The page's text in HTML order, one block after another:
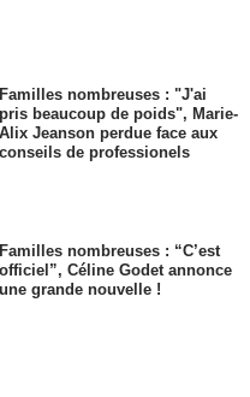
Familles nombreuses : "J'ai
pris beaucoup de poids", Marie-
Alix Jeanson perdue face aux
conseils de professionels
Familles nombreuses : “C’est
officiel”, Céline Godet annonce
une grande nouvelle !